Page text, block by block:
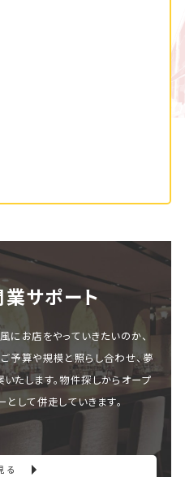
サポート
にお店をやっていきたいのか、
予算や規模と照らし合わせ、夢
たします。物件探しからオープ
して併走していきます。
る